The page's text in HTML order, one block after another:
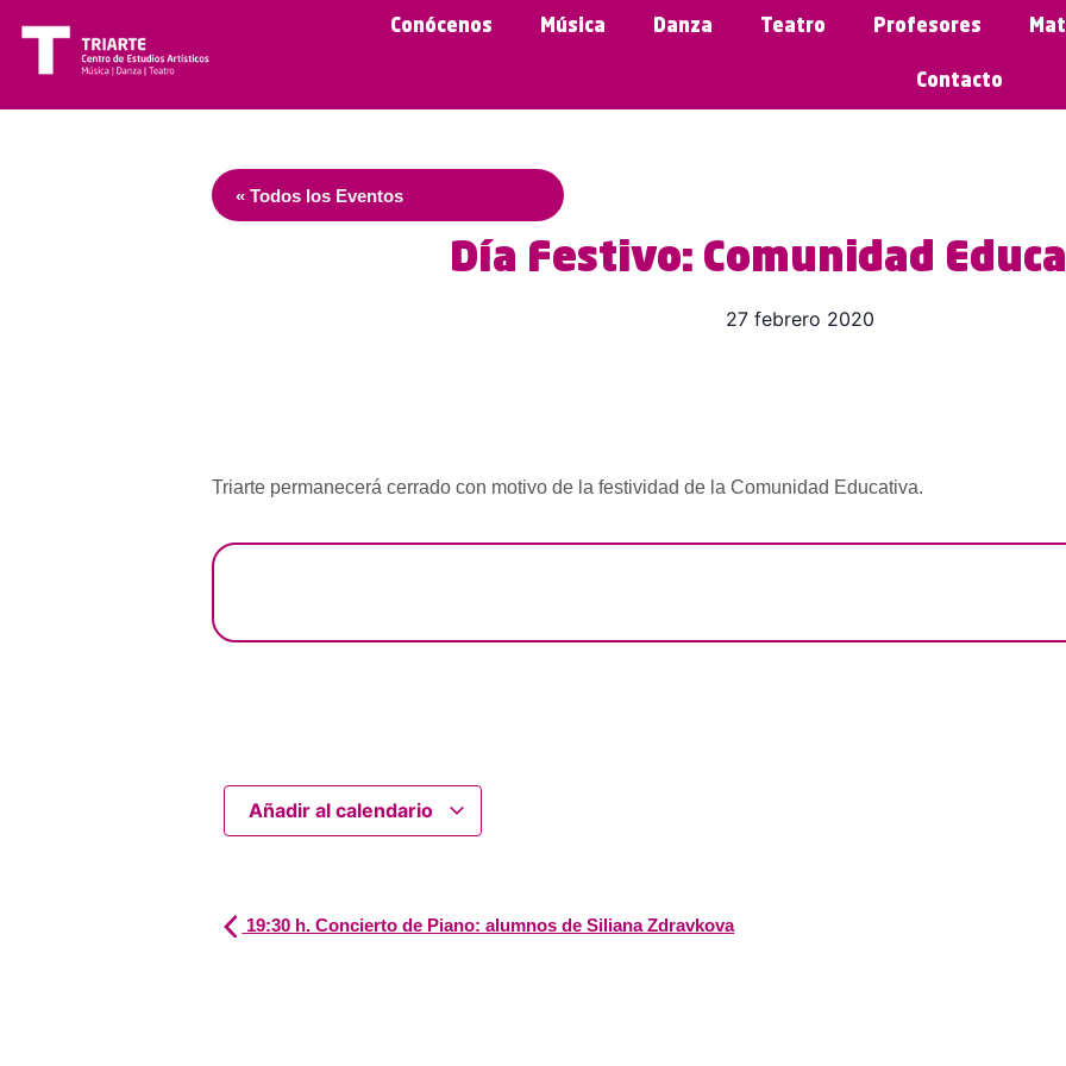
Conócenos Música Danza Teatro Profesores
Contacto
« Todos los Eventos
Día Festivo: Comunidad
27 febrero 2020
Triarte permanecerá cerrado con motivo de la festividad de la Comunidad Educativa.
Añadir al calendario
19:30 h. Concierto de Piano: alumnos de Siliana Zdravkova